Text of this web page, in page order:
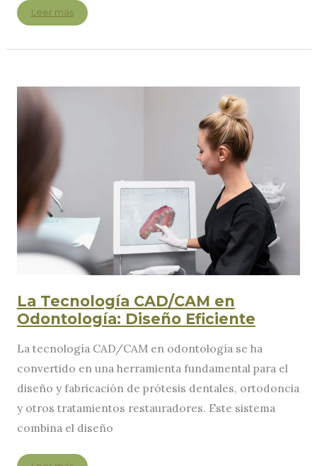
Qué
métodos
eficaces
Leer más
La Tecnología CAD/CAM en
Odontología: Diseño Eficiente
La tecnología CAD/CAM en odontología se ha
convertido en una herramienta fundamental para el
diseño y fabricación de prótesis dentales, ortodoncia
y otros tratamientos restauradores. Este sistema
combina el diseño